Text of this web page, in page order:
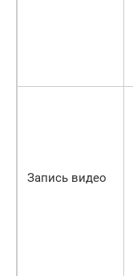
Запись видео